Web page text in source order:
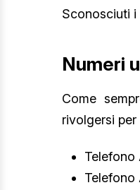
Sconosciuti i
Numeri
Come
rivolgersi
Telefono
Telefono